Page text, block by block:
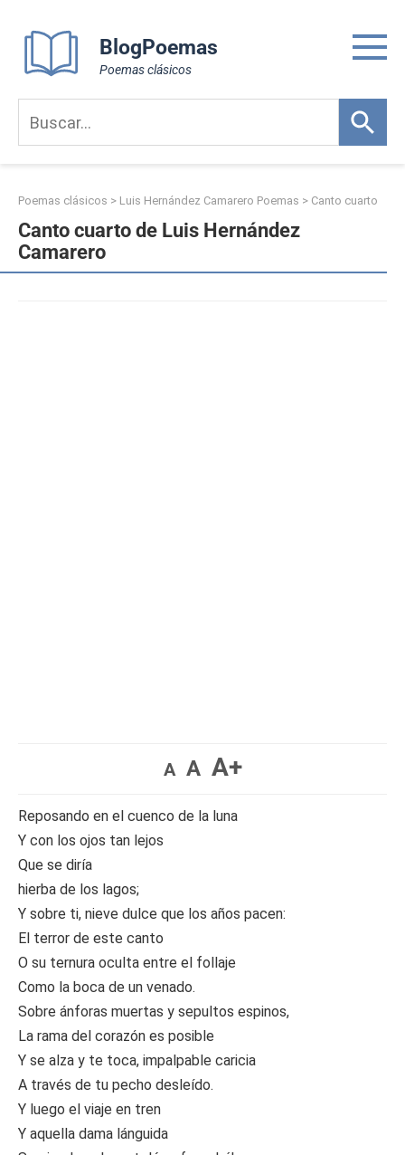
content
BlogPoemas
Poemas clásicos
Poemas clásicos > Luis Hernández Camarero Poemas > Canto cuarto
Canto cuarto de Luis Hernández
Camarero
A A A+
Reposando en el cuenco de la luna
Y con los ojos tan lejos
Que se diría
hierba de los lagos;
Y sobre ti, nieve dulce que los años pacen:
El terror de este canto
O su ternura oculta entre el follaje
Como la boca de un venado.
Sobre ánforas muertas y sepultos espinos,
La rama del corazón es posible
Y se alza y te toca, impalpable caricia
A través de tu pecho desleído.
Y luego el viaje en tren
Y aquella dama lánguida